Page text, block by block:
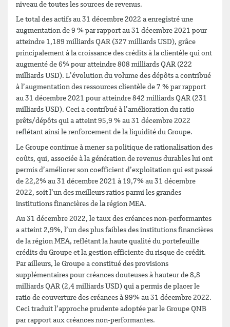
niveau de toutes les sources de revenus.
Le total des actifs au 31 décembre 2022 a enregistré une
augmentation de 9 % par rapport au 31 décembre 2021 pour
atteindre 1,189 milliards QAR (327 milliards USD), grâce
principalement à la croissance des crédits à la clientèle qui ont
augmenté de 6% pour atteindre 808 milliards QAR (222
milliards USD). L’évolution du volume des dépôts a contribué
à l’augmentation des ressources clientèle de 7 % par rapport
au 31 décembre 2021 pour atteindre 842 milliards QAR (231
milliards USD). Ceci a contribué à l’amélioration du ratio
prêts/dépôts qui a atteint 95,9 % au 31 décembre 2022
reflétant ainsi le renforcement de la liquidité du Groupe.
Le Groupe continue à mener sa politique de rationalisation des
coûts, qui, associée à la génération de revenus durables lui ont
permis d’améliorer son coefficient d’exploitation qui est passé
de 22,2% au 31 décembre 2021 à 19,7% au 31 décembre
2022, soit l’un des meilleurs ratios parmi les grandes
institutions financières de la région MEA.
Au 31 décembre 2022, le taux des créances non-performantes
a atteint 2,9%, l’un des plus faibles des institutions financières
de la région MEA, reflétant la haute qualité du portefeuille
crédits du Groupe et la gestion efficiente du risque de crédit.
Par ailleurs, le Groupe a constitué des provisions
supplémentaires pour créances douteuses à hauteur de 8,8
milliards QAR (2,4 milliards USD) qui a permis de placer le
ratio de couverture des créances à 99% au 31 décembre 2022.
Ceci traduit l’approche prudente adoptée par le Groupe QNB
par rapport aux créances non-performantes.